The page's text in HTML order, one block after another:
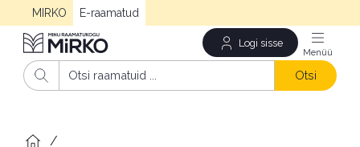
MIRKO E-raamatud
Logi sisse
Otsi
/